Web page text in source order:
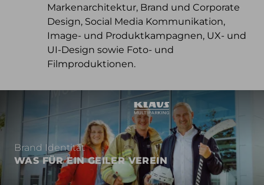
Markenarchitektur, Brand und Corporate
Design, Social Media Kommunikation,
Image- und Produktkampagnen, UX- und
UI-Design sowie Foto- und
Filmproduktionen.
Brand Identität
WAS FÜR EIN GEILER VEREIN